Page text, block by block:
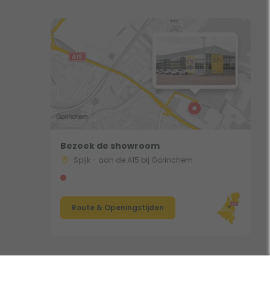
Bezoek de showroom
Spijk - aan de A15 bij Gorinchem
Route & Openingstijden